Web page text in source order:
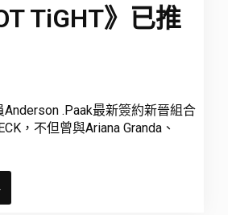
TiGHT》已推
Anderson .Paak最新簽約新晉組合
，不但曾與Ariana Granda、